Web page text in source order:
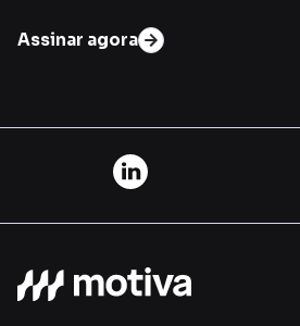
Assinar agora